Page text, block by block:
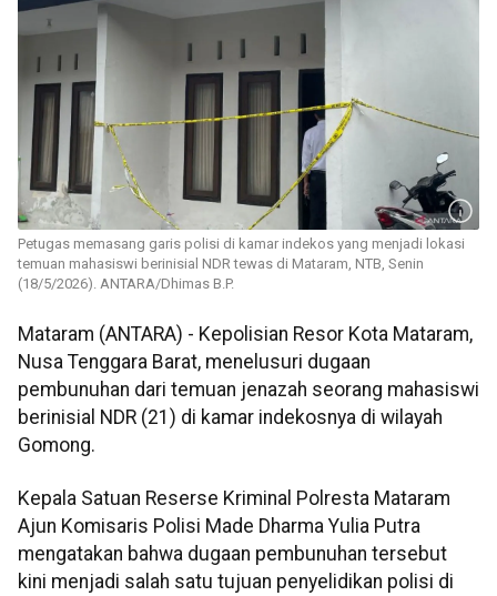
Petugas memasang garis polisi di kamar indekos yang menjadi lokasi
temuan mahasiswi berinisial NDR tewas di Mataram, NTB, Senin
(18/5/2026). ANTARA/Dhimas B.P.
Mataram (ANTARA) - Kepolisian Resor Kota Mataram,
Nusa Tenggara Barat, menelusuri dugaan
pembunuhan dari temuan jenazah seorang mahasiswi
berinisial NDR (21) di kamar indekosnya di wilayah
Gomong.
Kepala Satuan Reserse Kriminal Polresta Mataram
Ajun Komisaris Polisi Made Dharma Yulia Putra
mengatakan bahwa dugaan pembunuhan tersebut
kini menjadi salah satu tujuan penyelidikan polisi di